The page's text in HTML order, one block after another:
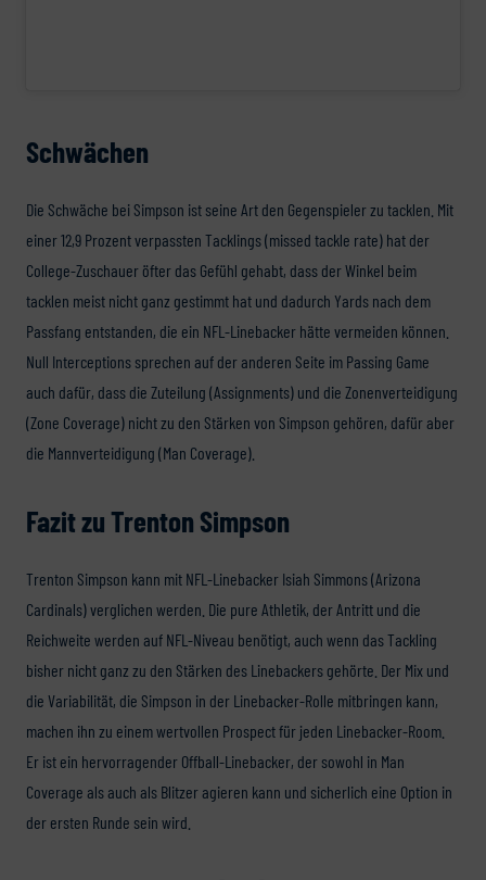
Schwächen
Die Schwäche bei Simpson ist seine Art den Gegenspieler zu tacklen. Mit
einer 12,9 Prozent verpassten Tacklings (missed tackle rate) hat der
College-Zuschauer öfter das Gefühl gehabt, dass der Winkel beim
tacklen meist nicht ganz gestimmt hat und dadurch Yards nach dem
Passfang entstanden, die ein NFL-Linebacker hätte vermeiden können.
Null Interceptions sprechen auf der anderen Seite im Passing Game
auch dafür, dass die Zuteilung (Assignments) und die Zonenverteidigung
(Zone Coverage) nicht zu den Stärken von Simpson gehören, dafür aber
die Mannverteidigung (Man Coverage).
Fazit zu Trenton Simpson
Trenton Simpson kann mit NFL-Linebacker Isiah Simmons (Arizona
Cardinals) verglichen werden. Die pure Athletik, der Antritt und die
Reichweite werden auf NFL-Niveau benötigt, auch wenn das Tackling
bisher nicht ganz zu den Stärken des Linebackers gehörte. Der Mix und
die Variabilität, die Simpson in der Linebacker-Rolle mitbringen kann,
machen ihn zu einem wertvollen Prospect für jeden Linebacker-Room.
Er ist ein hervorragender Offball-Linebacker, der sowohl in Man
Coverage als auch als Blitzer agieren kann und sicherlich eine Option in
der ersten Runde sein wird.